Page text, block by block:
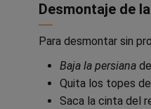
Desmontaje de
Para desmontar sin
Baja la persiana
Quita los topes
Saca la cinta del